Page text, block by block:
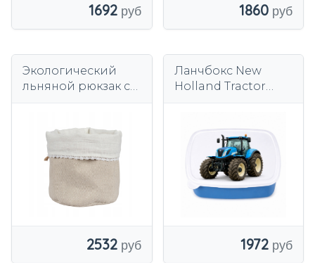
1692 1860
Экологический
льняной рюкзак с
2532
Ланчбокс New
Holland Tractor
1972